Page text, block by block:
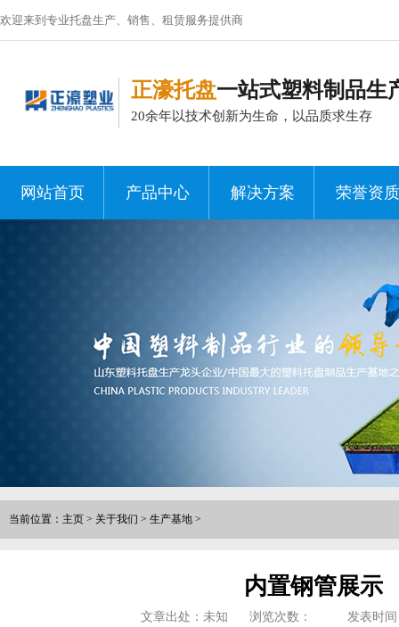
欢迎来到专业托盘生产、销售、租赁服务提供商
正濠托盘一站式塑料制品生
20余年以技术创新为生命，以品质求生存
网站首页 产品中心 解决方案 荣誉资质
当前位置： 主页 > 关于我们 > 生产基地 >
内置钢管展示
文章出处：未知 浏览次数： 发表时间